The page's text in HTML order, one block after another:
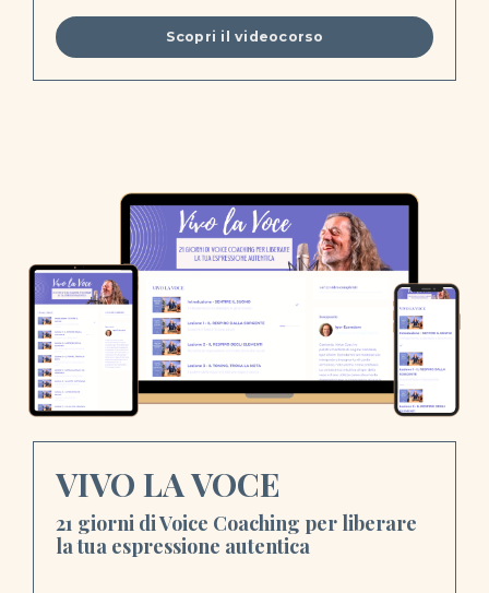
Scopri il videocorso
VIVO LA VOCE
21 giorni di Voice Coaching per liberare
la tua espressione autentica